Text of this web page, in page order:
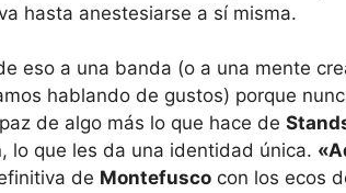
hasta anestesiarse a sí misma.
eso a una banda (o a una mente
hablando de gustos) porque
de algo más lo que hace de
lo que les da una identidad única.
de Montefusco con los ecos